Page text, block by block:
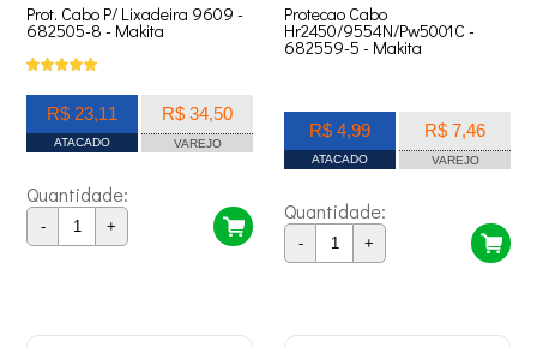
Prot. Cabo P/ Lixadeira 9609 -
682505-8 - Makita
R$ 23,11
ATACADO
R$ 34,50
VAREJO
Quantidade:
- +
Protecao Cabo
Hr2450/9554N/Pw5001C -
682559-5 - Makita
R$ 4,99
ATACADO
R$ 7,46
VAREJO
Quantidade:
- +